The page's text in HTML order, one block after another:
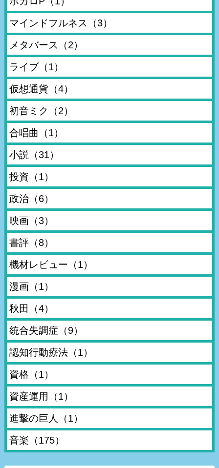
マインドフルネス （3）
メタバース （2）
ライブ（1）
仮想通貨（4）
初音ミク （2）
合唱曲 （1）
小説 （31）
投資 （1）
政治（6）
映画（3）
書評（8）
機材レビュー （1）
漫画（1）
秋田 （4）
統合失調症 （9）
認知行動療法（1）
資格 （1）
資産運用 （1）
進撃の巨人 （1）
音楽 （175）